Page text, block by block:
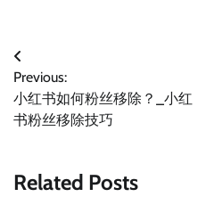
文
章
导
Previous:
小红书如何粉丝移除？_小红
书粉丝移除技巧
Related Posts